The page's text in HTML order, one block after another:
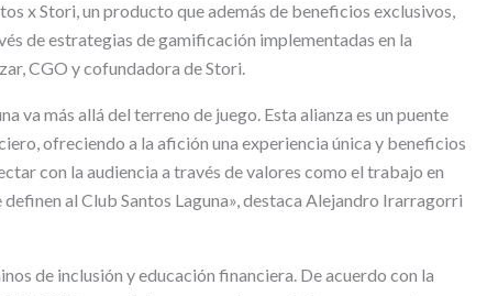
x Stori, un producto que además de beneficios exclusivos,
de estrategias de gamificación implementadas en la
CGO y cofundadora de Stori.
va más allá del terreno de juego. Esta alianza es un puente
ofreciendo a la afición una experiencia única y beneficios
con la audiencia a través de valores como el trabajo en
al Club Santos Laguna», destaca Alejandro Irarragorri
de inclusión y educación financiera. De acuerdo con la